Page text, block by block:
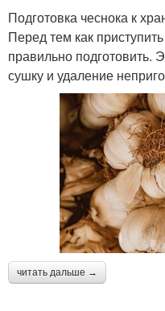
Подготовка чеснока к
Перед тем как
правильно подготовить.
сушку и удаление
читать дальше →